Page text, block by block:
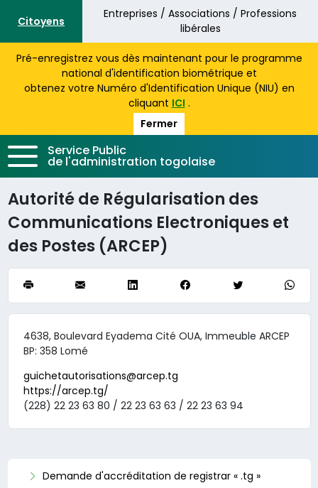
Aller au contenu principal
Citoyens
Entreprises / Associations / Professions
libérales
Pré-enregistrez vous dès maintenant pour le programme
national d'identification biométrique et
obtenez votre Numéro d'Identification Unique (NIU) en
cliquant ICI .
Fermer
Service Public
de l'administration togolaise
Autorité de Régularisation des
Communications Electroniques et
des Postes (ARCEP)
4638, Boulevard Eyadema Cité OUA, Immeuble ARCEP
BP: 358 Lomé
guichetautorisations@arcep.tg
https://arcep.tg/
(228) 22 23 63 80 / 22 23 63 63 / 22 23 63 94
Demande d'accréditation de registrar « .tg »